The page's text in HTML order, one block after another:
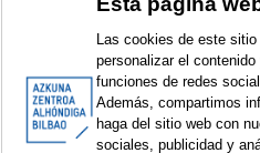
Gutun Zuria
Internacional de
Festival
2009
Las cookies de este
personalizar el
funciones de redes
Además, compartimos
haga del sitio web con
sociales, publicidad y